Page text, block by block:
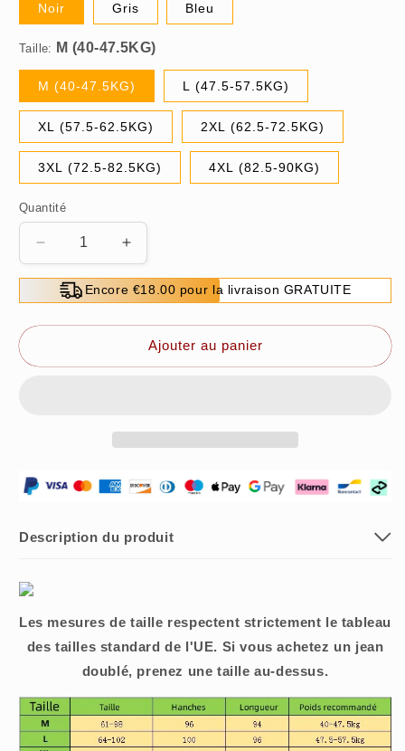
Noir Gris Bleu
Taille:
M (40-47.5KG) L (47.5-57.5KG)
XL (57.5-62.5KG) 2XL (62.5-72.5KG)
3XL (72.5-82.5KG) 4XL (82.5-90KG)
Quantité
Réduire
la
quantité
de
🔥
du
renforcé
Augmenter
la
quantité
de
🔥
Vente
du
renforcé
pour
Encore €18.00 pour la livraison GRATUITE
Ajouter au panier
Description du produit
Les mesures de taille respectent strictement le tableau
des tailles standard de l'UE. Si vous achetez un jean
doublé, prenez une taille au-dessus.